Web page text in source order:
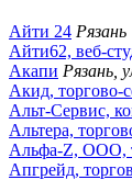
Айти 24 Рязань
Айти62, веб-
Акапи Рязань,
Акид, торгово-
Альт-Сервис,
Альтера,
Альфа-Z, ООО,
Апгрейд,